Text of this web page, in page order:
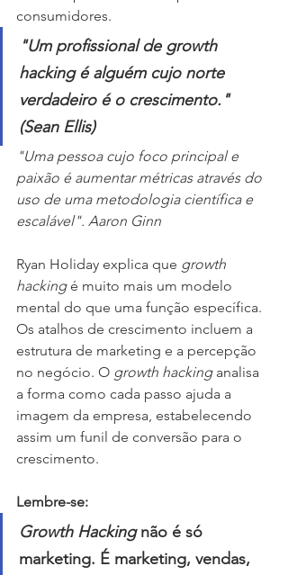
consumidores.
"Um profissional de growth
hacking é alguém cujo norte
verdadeiro é o crescimento."
(Sean Ellis)
"Uma pessoa cujo foco principal e
paixão é aumentar métricas através do
uso de uma metodologia científica e
escalável". Aaron Ginn
Ryan Holiday explica que growth
hacking é muito mais um modelo
mental do que uma função específica.
Os atalhos de crescimento incluem a
estrutura de marketing e a percepção
no negócio. O growth hacking analisa
a forma como cada passo ajuda a
imagem da empresa, estabelecendo
assim um funil de conversão para o
crescimento.
Lembre-se:
Growth Hacking não é só
marketing. É marketing, vendas,